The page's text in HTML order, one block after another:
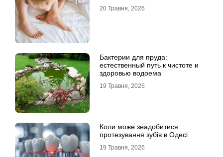
20 Травня, 2026
Бактерии для пруда:
естественный путь к чистоте и
здоровью водоема
19 Травня, 2026
Коли може знадобитися
протезування зубів в Одесі
19 Травня, 2026